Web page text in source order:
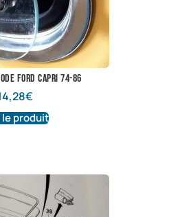
Ford Capri 74-86
€
le produit